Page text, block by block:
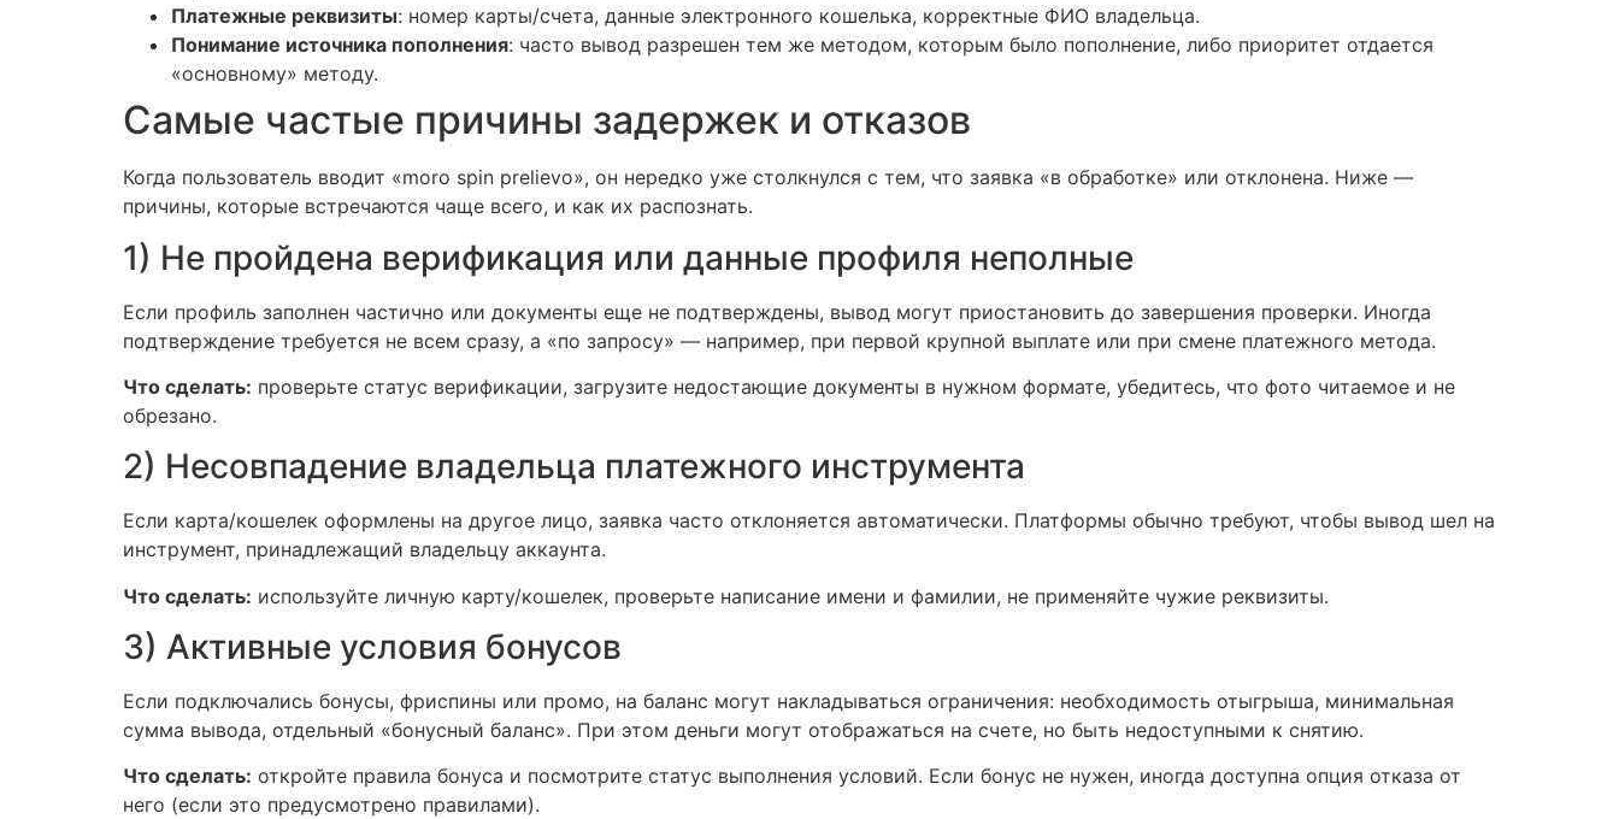
Платежные реквизиты: номер карты/счета, данные электронного кошелька, корректные ФИО владельца.
Понимание источника пополнения: часто вывод разрешен тем же методом, которым было пополнение, либо приоритет отдается
«основному» методу.
Самые частые причины задержек и отказов
Когда пользователь вводит «moro spin prelievo», он нередко уже столкнулся с тем, что заявка «в обработке» или отклонена. Ниже —
причины, которые встречаются чаще всего, и как их распознать.
1) Не пройдена верификация или данные профиля неполные
Если профиль заполнен частично или документы еще не подтверждены, вывод могут приостановить до завершения проверки. Иногда
подтверждение требуется не всем сразу, а «по запросу» — например, при первой крупной выплате или при смене платежного метода.
Что сделать: проверьте статус верификации, загрузите недостающие документы в нужном формате, убедитесь, что фото читаемое и не
обрезано.
2) Несовпадение владельца платежного инструмента
Если карта/кошелек оформлены на другое лицо, заявка часто отклоняется автоматически. Платформы обычно требуют, чтобы вывод шел на
инструмент, принадлежащий владельцу аккаунта.
Что сделать: используйте личную карту/кошелек, проверьте написание имени и фамилии, не применяйте чужие реквизиты.
3) Активные условия бонусов
Если подключались бонусы, фриспины или промо, на баланс могут накладываться ограничения: необходимость отыгрыша, минимальная
сумма вывода, отдельный «бонусный баланс». При этом деньги могут отображаться на счете, но быть недоступными к снятию.
Что сделать: откройте правила бонуса и посмотрите статус выполнения условий. Если бонус не нужен, иногда доступна опция отказа от
него (если это предусмотрено правилами).